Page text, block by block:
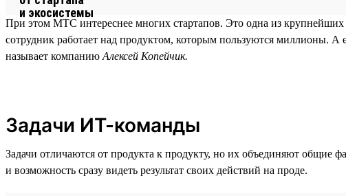
При этом МТС интереснее многих стартапов. Это одна из
сотрудник работает над продуктом, которым пользуются миллионы.
называет компанию Алексей Копейчик.
Задачи ИТ-команды
Задачи отличаются от продукта к продукту, но их объединяют
и возможность сразу видеть результат своих действий на проде.